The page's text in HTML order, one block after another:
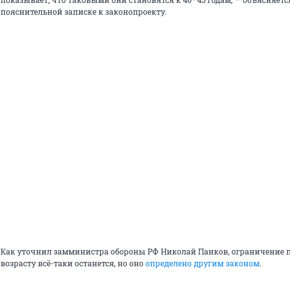
пояснительной записке к законопроекту.
Как уточнил замминистра обороны РФ Николай Панков, ограничение
возрасту всё-таки останется, но оноопределено другим законом.